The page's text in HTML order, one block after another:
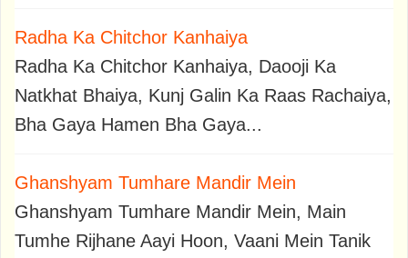
Radha Ka Chitchor Kanhaiya
Radha Ka Chitchor Kanhaiya, Daooji Ka
Natkhat Bhaiya, Kunj Galin Ka Raas Rachaiya,
Bha Gaya Hamen Bha Gaya...
Ghanshyam Tumhare Mandir Mein
Ghanshyam Tumhare Mandir Mein, Main
Tumhe Rijhane Aayi Hoon, Vaani Mein Tanik